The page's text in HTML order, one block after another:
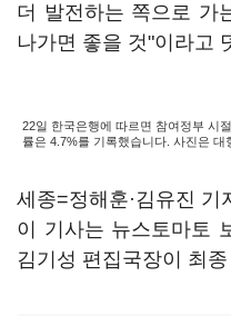
더 발전하는 쪽으로 가
나가면 좋을 것"이라고
22일 한국은행에 따르면 참여정부 시
률은 4.7%를 기록했습니다. 사진은 대
세종=정해훈·김유진 기
이 기사는 뉴스토마토
김기성 편집국장이 최